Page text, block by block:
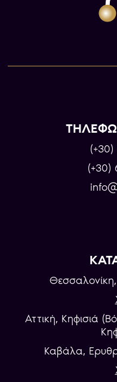
(+30)
Αττική, Κηφισιά
Καβάλα,